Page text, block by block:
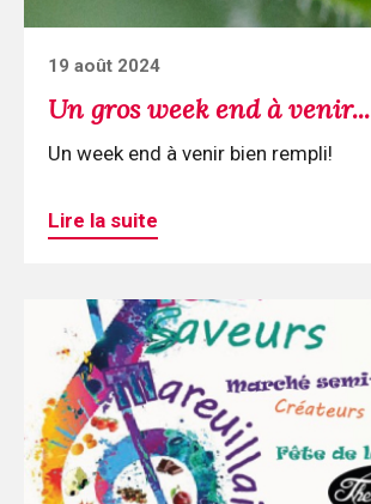
Posted
on
19 août 2024
Un gros week end à venir...
Un week end à venir bien rempli!
Lire la suite
Continuer
lecture
Fete
de
la